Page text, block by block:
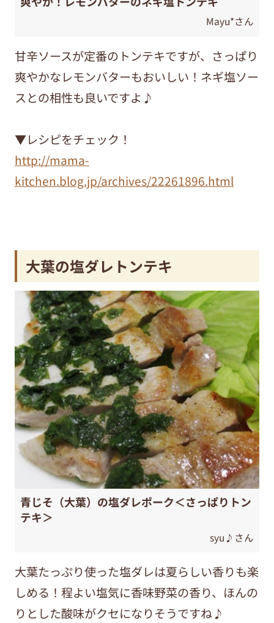
Mayu*さん
甘辛ソースが定番のトンテキですが、さっぱり
爽やかなレモンバターもおいしい！ネギ塩ソー
スとの相性も良いですよ♪
▼レシピをチェック！
http://mama-
kitchen.blog.jp/archives/22261896.html
大葉の塩ダレトンテキ
青じそ（大葉）の塩ダレポーク＜さっぱりトン
テキ＞
syu♪さん
大葉たっぷり使った塩ダレは夏らしい香りも楽
しめる！程よい塩気に香味野菜の香り、ほんの
りとした酸味がクセになりそうですね♪